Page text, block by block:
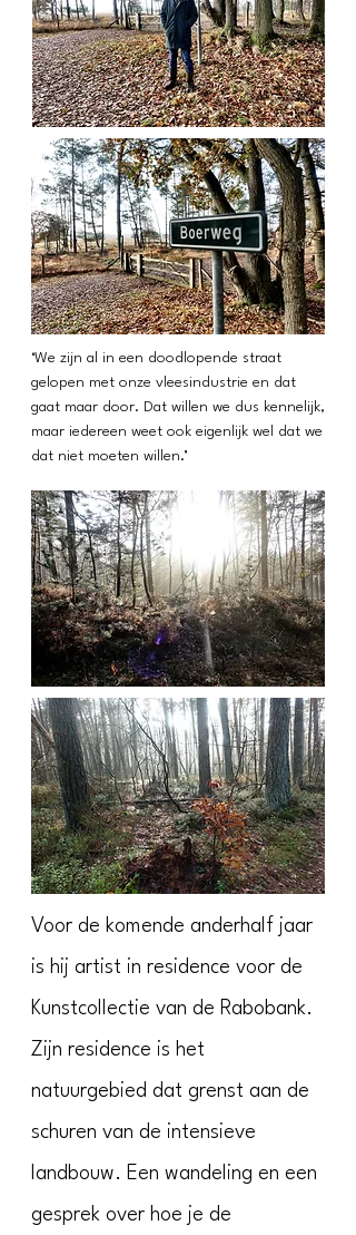
‘We zijn al in een doodlopende straat
gelopen met onze vleesindustrie en dat
gaat maar door. Dat willen we dus kennelijk,
maar iedereen weet ook eigenlijk wel dat we
dat niet moeten willen.’
Voor de komende anderhalf jaar
is hij artist in residence voor de
Kunstcollectie van de Rabobank.
Zijn residence is het
natuurgebied dat grenst aan de
schuren van de intensieve
landbouw. Een wandeling en een
gesprek over hoe je de